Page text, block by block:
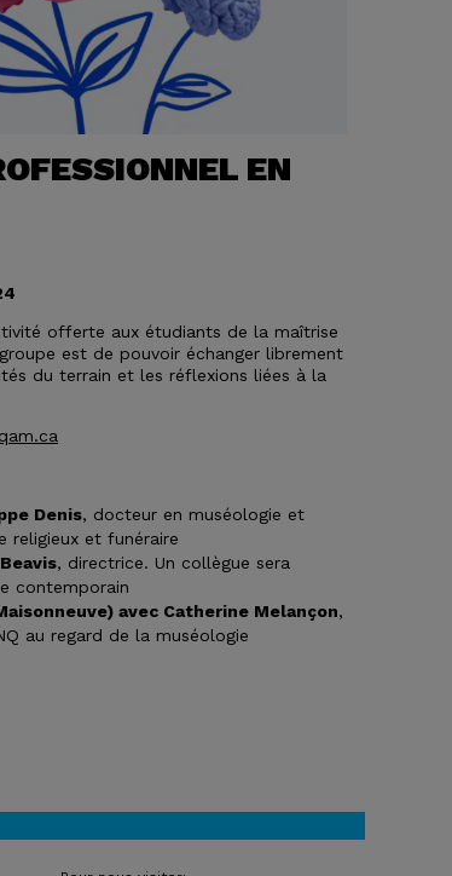
EN
offerte aux étudiants de la maîtrise
est de pouvoir échanger librement
du terrain et les réflexions liées à la
Denis, docteur en muséologie et
religieux et funéraire
, directrice. Un collègue sera
contemporain
avec Catherine Melançon,
au regard de la muséologie